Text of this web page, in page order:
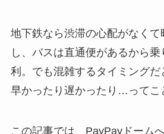
地下鉄なら渋滞の心配がなくて
し、バスは直通便があるから
利。でも混雑するタイミングだ
早かったり遅かったり…ってこ
この記事では、PayPayドーム